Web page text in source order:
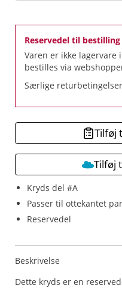
Kryds del #A
Passer til ottekantet
Reservedel
Reservedel til bestilling
Varen er ikke lagervare
bestilles via
Særlige
Tilføj
Tilføj
Beskrivelse
Dette kryds er en